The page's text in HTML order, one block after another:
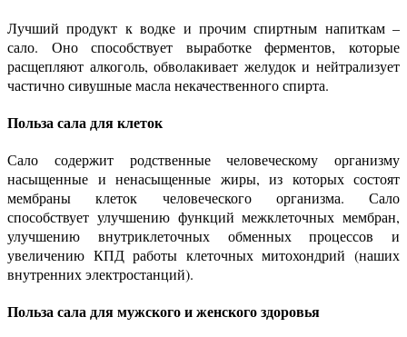
Лучший продукт к водке и прочим спиртным напиткам –
сало. Оно способствует выработке ферментов, которые
расщепляют алкоголь, обволакивает желудок и нейтрализует
частично сивушные масла некачественного спирта.
Польза сала для клеток
Сало содержит родственные человеческому организму
насыщенные и ненасыщенные жиры, из которых состоят
мембраны клеток человеческого организма. Сало
способствует улучшению функций межклеточных мембран,
улучшению внутриклеточных обменных процессов и
увеличению КПД работы клеточных митохондрий (наших
внутренних электростанций).
Польза сала для мужского и женского здоровья